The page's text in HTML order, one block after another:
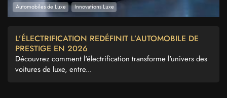
Automobiles de Luxe Innovations Luxe
L’ÉLECTRIFICATION REDÉFINIT L’AUTOMOBILE DE
PRESTIGE EN 2026
Découvrez comment l'électrification transforme l'univers des
voitures de luxe, entre...